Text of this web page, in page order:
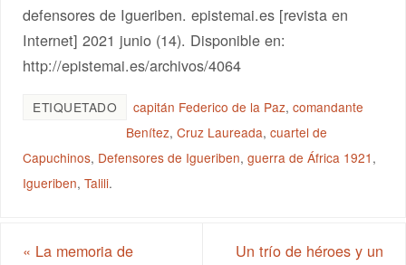
defensores de Igueriben. epistemai.es [revista en
Internet] 2021 junio (14). Disponible en:
http://epistemai.es/archivos/4064
ETIQUETADO capitán Federico de la Paz,comandante
Benítez,Cruz Laureada,cuartel de
Capuchinos, Defensores de Igueriben,guerra de África 1921 ,
Igueriben,Talili.
« La memoria de Un trío de héroes y un